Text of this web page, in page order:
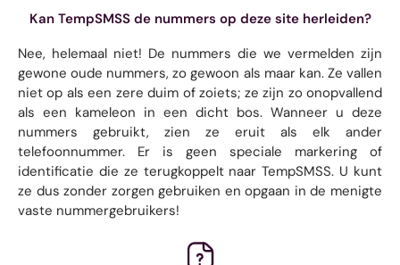
Kan TempSMSS de nummers op deze site herleiden?
Nee, helemaal niet! De nummers die we vermelden zijn
gewone oude nummers, zo gewoon als maar kan. Ze vallen
niet op als een zere duim of zoiets; ze zijn zo onopvallend
als een kameleon in een dicht bos. Wanneer u deze
nummers gebruikt, zien ze eruit als elk ander
telefoonnummer. Er is geen speciale markering of
identificatie die ze terugkoppelt naar TempSMSS. U kunt
ze dus zonder zorgen gebruiken en opgaan in de menigte
vaste nummergebruikers!